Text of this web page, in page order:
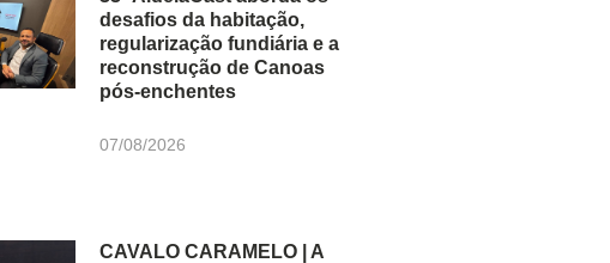
desafios da habitação,
regularização fundiária e a
reconstrução de Canoas
pós-enchentes
07/08/2026
CAVALO CARAMELO | A